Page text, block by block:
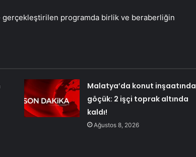
gerçekleştirilen programda birlik ve beraberliğin
Malatya’da konut inşaatında
göçük: 2 işçi toprak altında
kaldı!
Ağustos 8, 2026